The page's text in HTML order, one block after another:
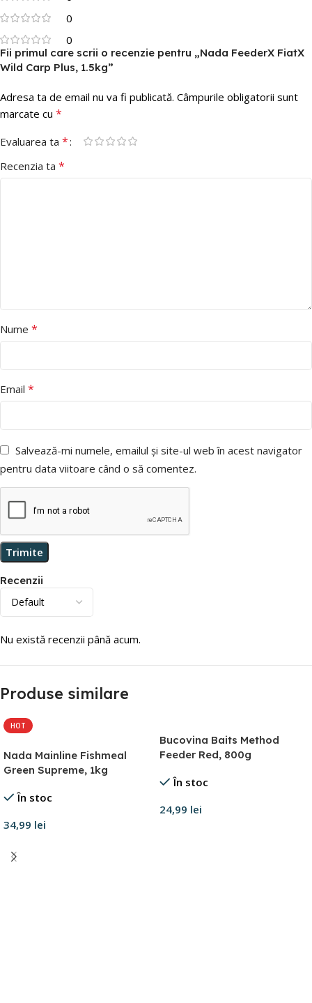
0
0
Recenzii
Nu există recenzii până acum.
Fii primul care scrii o recenzie pentru „Nada FeederX FiatX
Wild Carp Plus, 1.5kg”
Adresa ta de email nu va fi publicată. Câmpurile obligatorii sunt
marcate cu *
Evaluarea ta *
Recenzia ta *
Nume *
Email *
Salvează-mi numele, emailul și site-ul web în acest navigator
pentru data viitoare când o să comentez.
Produse similare
HOT
Nada Mainline Fishmeal
Green Supreme, 1kg
În stoc
34,99 lei
Bucovina Baits Method
Feeder Red, 800g
În stoc
24,99 lei